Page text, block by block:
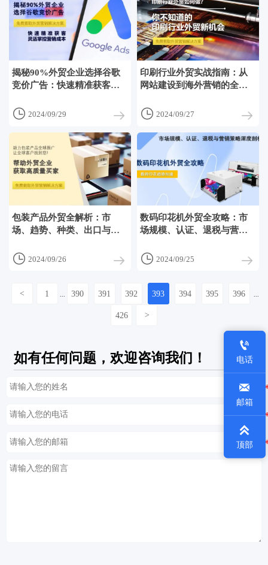
揭秘90%外贸企业选择谷歌
竞价广告：快速精准获客，
 2024/09/29
印刷行业外贸实战指南：从
网站建设到海外营销的全面
 2024/09/27
包装产品外贸全解析：市
场、趋势、种类、出口与易
 2024/09/26
数码印花机外贸全攻略：市
场规模、认证、退税与营销
 2024/09/25
< 1 390 391 392 393 394 395 396
426 >
如有任何问题，欢迎咨询我们！

电话

邮箱

顶部